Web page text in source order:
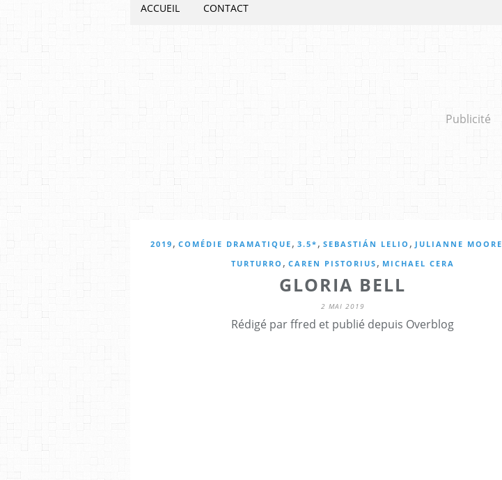
ACCUEIL CONTACT
Publicité
2019 , COMÉDIE DRAMATIQUE , 3.5* , SEBASTIÁN LELIO , JULIANNE MOORE
TURTURRO , CAREN PISTORIUS , MICHAEL CERA
GLORIA BELL
2 MAI 2019
Rédigé par ffred et publié depuis Overblog